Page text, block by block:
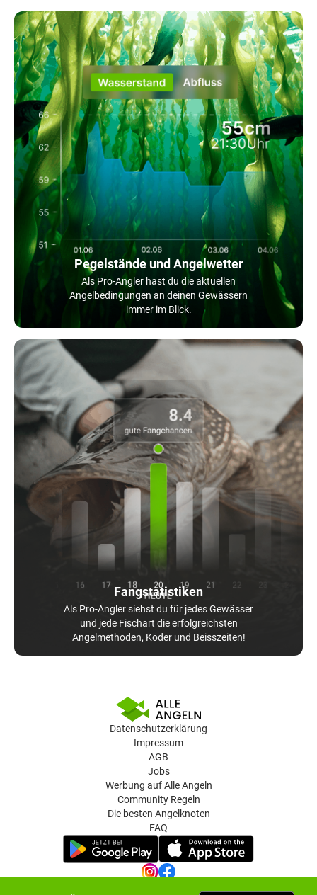
Pegelstände und Angelwetter
Als Pro-Angler hast du die aktuellen
Angelbedingungen an deinen Gewässern
immer im Blick.
Fangstatistiken
Als Pro-Angler siehst du für jedes Gewässer
und jede Fischart die erfolgreichsten
Angelmethoden, Köder und Beisszeiten!
Datenschutzerklärung
Impressum
AGB
Jobs
Werbung auf Alle Angeln
Community Regeln
Die besten Angelknoten
FAQ